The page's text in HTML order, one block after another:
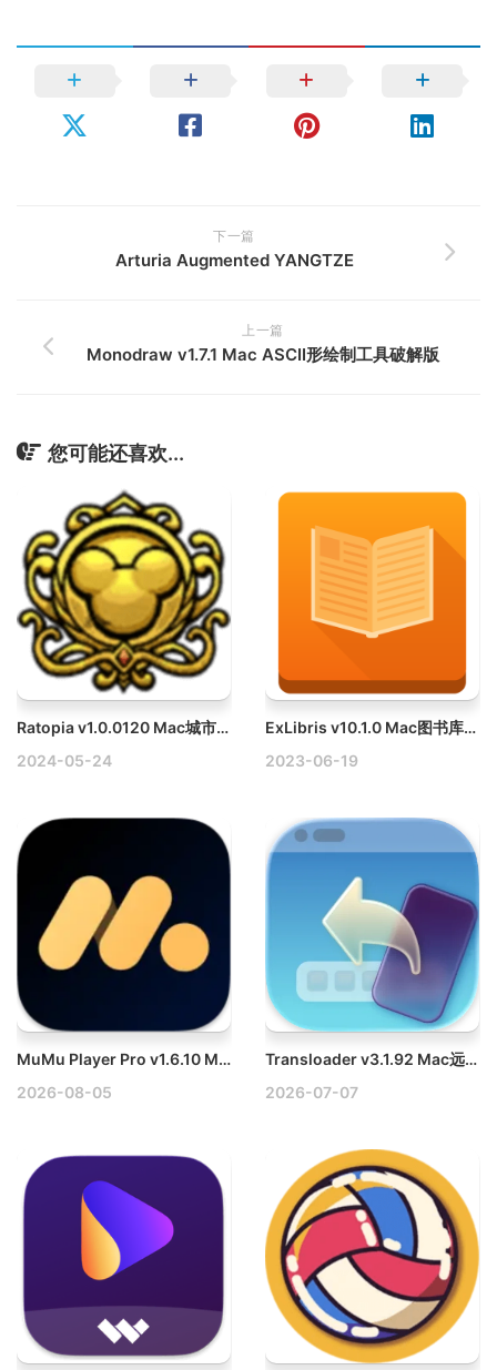
下一篇
Arturia Augmented YANGTZE
上一篇
Monodraw v1.7.1 Mac ASCII形绘制工具破解版
您可能还喜欢...
Ratopia v1.0.0120 Mac城市建设与管理模拟游戏破解版
2024-05-24
ExLibris v10.1.0 Mac图书库管理破解版
2023-06-19
MuMu Player Pro v1.6.10 Mac安装模拟器破解版
2026-08-05
Transloader v3.1.92 Mac远程管理下载任务破解版
2026-07-07